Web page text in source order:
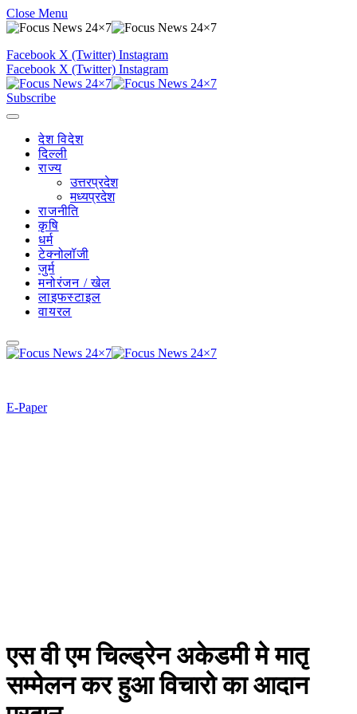
Close Menu
Facebook X (Twitter) Instagram
Facebook X (Twitter) Instagram
Subscribe
देश विदेश
दिल्ली
राज्य
उत्तरप्रदेश
मध्यप्रदेश
राजनीति
कृषि
धर्म
टेक्नोलॉजी
जुर्म
मनोरंजन / खेल
लाइफस्टाइल
वायरल
E-Paper
एस वी एम चिल्ड्रेन अकेडमी मे मातृ
सम्मेलन कर हुआ विचारो का आदान